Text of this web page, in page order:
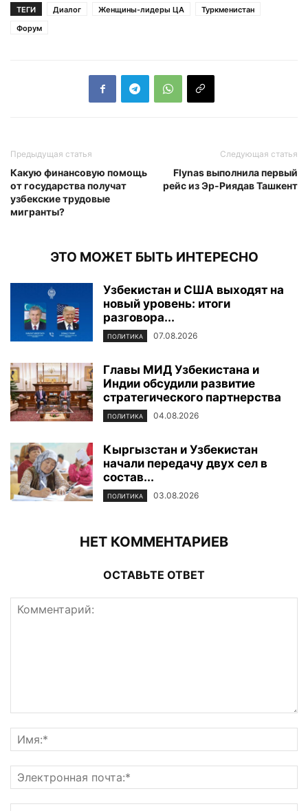
ТЕГИ Диалог Женщины-лидеры ЦА
Туркменистан
Форум
Предыдущая статья
Какую финансовую помощь
от государства получат
узбекские трудовые
мигранты?
Следующая статья
Flynas выполнила первый
рейс из Эр-Риядав Ташкент
ЭТО МОЖЕТ БЫТЬ ИНТЕРЕСНО
Узбекистан и США выходят на
новый уровень: итоги
разговора...
ПОЛИТИКА 07.08.2026
Главы МИД Узбекистана и
Индии обсудили развитие
стратегического партнерства
ПОЛИТИКА 04.08.2026
Кыргызстан и Узбекистан
начали передачу двух сел в
состав...
ПОЛИТИКА 03.08.2026
НЕТ КОММЕНТАРИЕВ
ОСТАВЬТЕ ОТВЕТ